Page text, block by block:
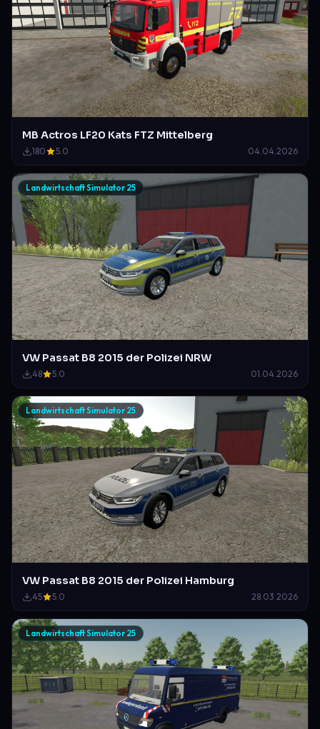
MB Actros LF20 Kats FTZ Mittelberg
180 5.0 04.04.2026
Landwirtschaft Simulator 25
VW Passat B8 2015 der Polizei NRW
48 5.0 01.04.2026
Landwirtschaft Simulator 25
VW Passat B8 2015 der Polizei Hamburg
45 5.0 28.03.2026
Landwirtschaft Simulator 25